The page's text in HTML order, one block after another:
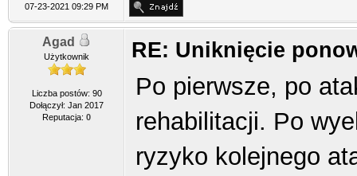
07-23-2021 09:29 PM
Agad
Użytkownik
Liczba postów: 90
Dołączył: Jan 2017
Reputacja: 0
RE: Uniknięcie
Po pierwsze, po
rehabilitacji. Po
ryzyko kolejnego